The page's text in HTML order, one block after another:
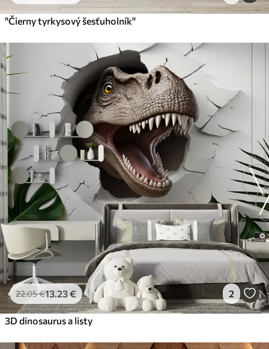
"Čierny tyrkysový šesťuholník"
22.05€13.23€ 2
3D dinosaurus a listy